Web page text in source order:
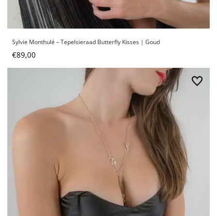
Sylvie Monthulé – Tepelsieraad Butterfly Kisses | Goud
€89,00